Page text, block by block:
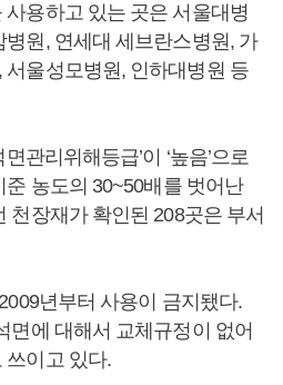
용하고 있는 곳은 서울대병
원, 연세대 세브란스병원, 가
울성모병원, 인하대병원 등
관리위해등급’이 ‘높음’으로
농도의 30~50배를 벗어난
천장재가 확인된 208곳은 부서
년부터 사용이 금지됐다.
면에 대해서 교체규정이 없어
쓰이고 있다.